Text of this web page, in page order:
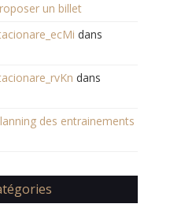
un billet
dans
dans
des entrainements